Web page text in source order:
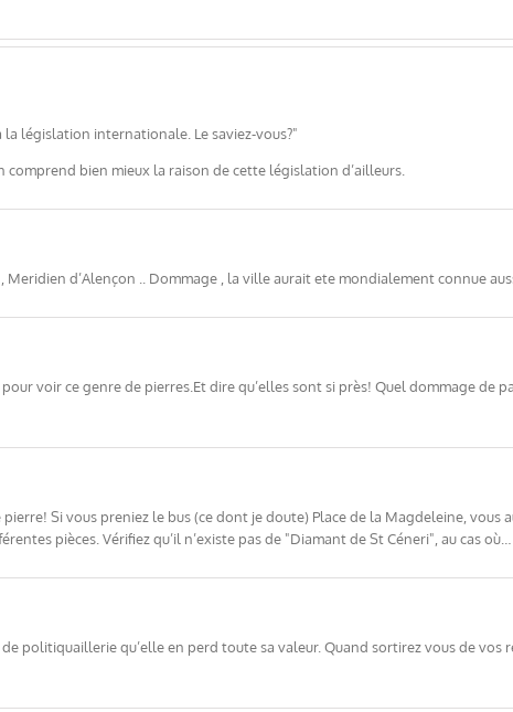
législation internationale. Le saviez-vous?"
bien mieux la raison de cette législation d’ailleurs.
d’Alençon .. Dommage , la ville aurait ete mondialement connue
voir ce genre de pierres.Et dire qu’elles sont si près! Quel dommage de
Si vous preniez le bus (ce dont je doute) Place de la Magdeleine, vous
pièces. Vérifiez qu’il n’existe pas de "Diamant de St Céneri", au cas où…
politiquaillerie qu’elle en perd toute sa valeur. Quand sortirez vous de vos